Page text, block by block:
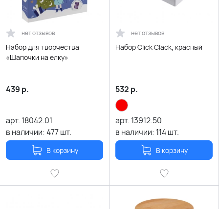
нет отзывов
Набор для творчества
«Шапочки на елку»
439 р.
арт. 18042.01
в наличии:477шт.
В корзину
нет отзывов
Набор Click Clack, красный
532 р.
арт. 13912.50
в наличии: 114шт.
В корзину